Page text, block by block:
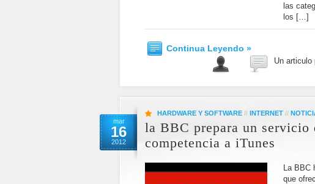
las
los […]
Continua Leyendo »
Un articulo
mar
16
2012
HARDWARE Y SOFTWARE // INTERNET //
la BBC prepara un servicio
competencia a iTunes
La BBC
que